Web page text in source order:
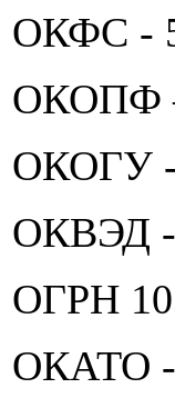
ОКФС -
ОКОПФ
ОКОГУ -
ОКВЭД -
ОГРН
ОКАТО -